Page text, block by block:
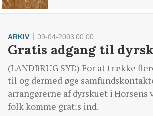
ARKIV 09-04-2003 00:00
Gratis adgang til
(LANDBRUG SYD) For at trække
til og dermed øge
arrangørerne af dyrskuet i Horsens
folk komme gratis ind.